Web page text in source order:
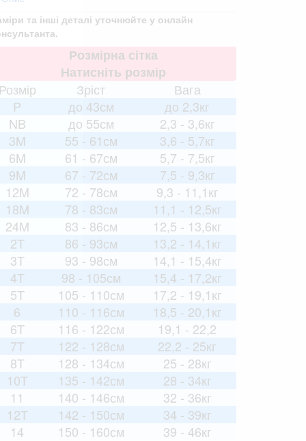
та інші деталі уточнюйте у онлайн
Розмірна сітка
Натисніть розмір
Зріст
Вага
P
до 43см
до 2,3кг
NB
до 55см
2,3 - 3,6кг
3M
55 - 61см
3,6 - 5,7кг
6M
61 - 67см
5,7 - 7,5кг
9M
67 - 72см
7,5 - 9,3кг
12M
72 - 78см
9,3 - 11,1кг
18M
78 - 83см
11,1 - 12,5кг
24M
83 - 86см
12,5 - 13,6кг
2T
86 - 93см
13,2 - 14,1кг
3T
93 - 98см
14,1 - 15,4кг
4T
98 - 105см
15,4 - 17,2кг
5T
105 - 110см
17,2 - 19,1кг
6
110 - 116см
18,5 - 20,1кг
6T
116 - 122см
19,1 - 22,2
7T
122 - 128см
22,2 - 25кг
8T
128 - 134см
25 - 28кг
10T
135 - 142см
28 - 34кг
11
140 - 146см
32 - 36кг
12T
142 - 150см
34 - 39кг
14
150 - 160см 39 - 46кг